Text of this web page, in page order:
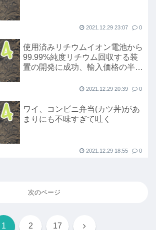
2021.12.29 23:07 0
使用済みリチウムイオン電池から
99.99%純度リチウム回収する装
置の開発に成功、輸入価格の半値
2021.12.29 20:39 0
ワイ、コンビニ弁当(カツ丼)があ
まりにも不味すぎて吐く
2021.12.29 18:55 0
次のページ
1 2 17 次